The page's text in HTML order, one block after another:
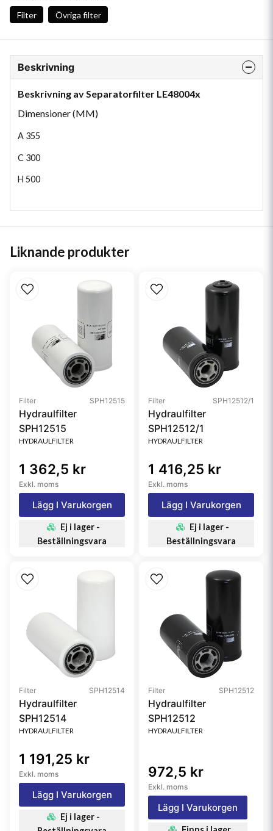
Filter Övriga filter
Beskrivning
Beskrivning av Separatorfilter LE48004x
Dimensioner (MM)
A 355
C 300
H 500
Liknande produkter
Filter SPH12515
Hydraulfilter
SPH12515
HYDRAULFILTER
1 362,5 kr
Exkl. moms
Lägg I Varukorgen
Ej i lager -
Beställningsvara
Filter SPH12512/1
Hydraulfilter
SPH12512/1
HYDRAULFILTER
1 416,25 kr
Exkl. moms
Lägg I Varukorgen
Ej i lager -
Beställningsvara
Filter SPH12514
Hydraulfilter
SPH12514
HYDRAULFILTER
1 191,25 kr
Exkl. moms
Lägg I Varukorgen
Ej i lager -
Filter SPH12512
Hydraulfilter
SPH12512
HYDRAULFILTER
972,5 kr
Exkl. moms
Lägg I Varukorgen